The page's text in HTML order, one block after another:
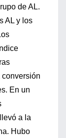
de AL.
AL y los
En un
a la
Hubo